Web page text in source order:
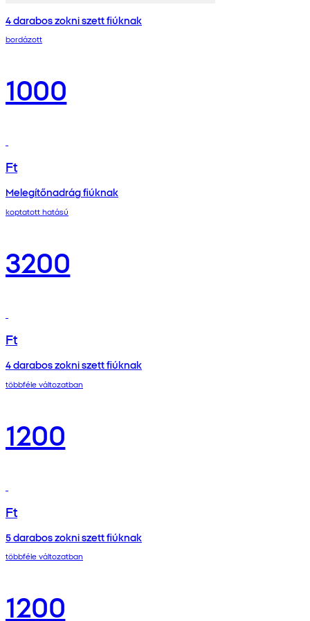
4 darabos zokni szett fiúknak
bordázott
1000
Ft
Melegítőnadrág fiúknak
koptatott hatású
3200
Ft
4 darabos zokni szett fiúknak
többféle változatban
1200
Ft
5 darabos zokni szett fiúknak
többféle változatban
1200